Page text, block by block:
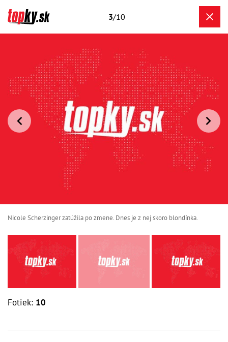
3/10
Nicole Scherzinger zatúžila po zmene. Dnes je z nej skoro blondínka.
Fotiek: 10